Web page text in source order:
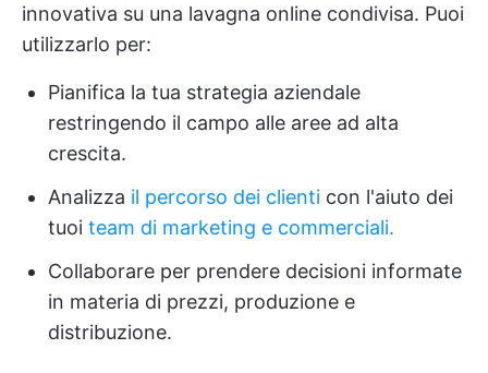
innovativa su una lavagna online condivisa. Puoi
utilizzarlo per:
Pianifica la tua strategia aziendale
restringendo il campo alle aree ad alta
crescita.
Analizza il percorso dei clienti con l'aiuto dei
tuoi team di marketing e commerciali.
Collaborare per prendere decisioni informate
in materia di prezzi, produzione e
distribuzione.